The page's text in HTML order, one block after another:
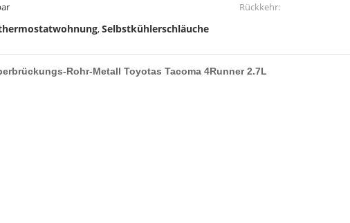
Rückkehr:
,Selbstkühlerschläuche
Rohr-Metall Toyotas Tacoma 4Runner 2.7L